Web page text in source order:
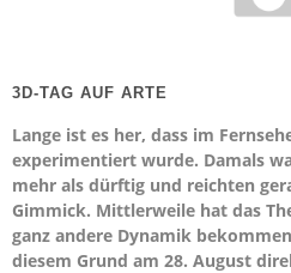
3D-TAG AUF ARTE
Lange ist es her, dass im
experimentiert wurde. Damals
mehr als dürftig und reichten
Gimmick. Mittlerweile hat das
ganz andere Dynamik
diesem Grund am 28. August